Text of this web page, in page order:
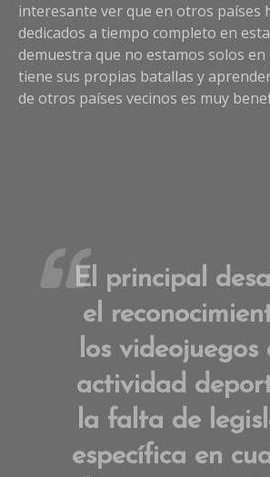
interesante ver que en otros países
dedicados a tiempo completo en
demuestra que no estamos solos en
tiene sus propias batallas y
de otros países vecinos es muy
El principal
el
los videojuegos
actividad
la falta de
específica en